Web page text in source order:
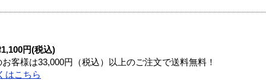
円(税込)
客様は33,000円（税込）以上のご注文で送料無料！
はこちら